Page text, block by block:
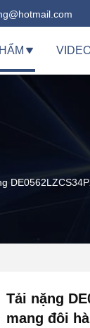
Tải nặng
mang đôi